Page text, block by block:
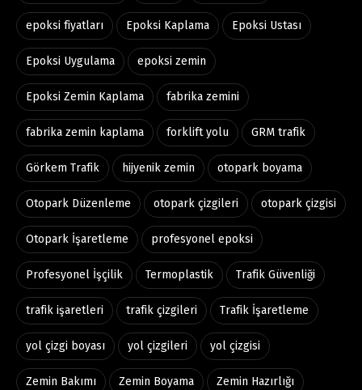
epoksi fiyatları Epoksi Kaplama Epoksi Ustası
Epoksi Uygulama epoksi zemin
Epoksi Zemin Kaplama fabrika zemini
fabrika zemin kaplama forklift yolu GRM trafik
Görkem Trafik hijyenik zemin otopark boyama
Otopark Düzenleme otopark çizgileri otopark çizgisi
Otopark İşaretleme profesyonel epoksi
Profesyonel İşçilik Termoplastik Trafik Güvenliği
trafik işaretleri trafik çizgileri Trafik İşaretleme
yol çizgi boyası yol çizgileri yol çizgisi
Zemin Bakımı Zemin Boyama Zemin Hazırlığı